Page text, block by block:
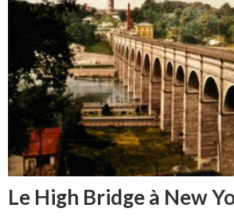
Le High Bridge à New